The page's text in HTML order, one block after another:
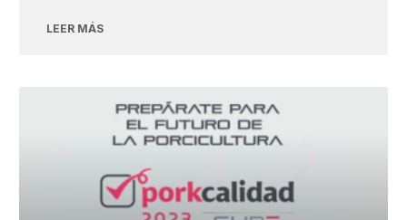
LEER MÁS